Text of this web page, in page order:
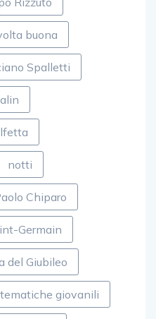
buona
Spalletti
notti
Chiparo
Germain
del Giubileo
tematiche giovanili